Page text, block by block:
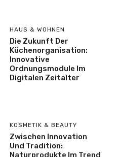
HAUS & WOHNEN
Die Zukunft Der
Küchenorganisation:
Innovative
Ordnungsmodule Im
Digitalen Zeitalter
KOSMETIK & BEAUTY
Zwischen Innovation
Und Tradition:
Naturprodukte Im Trend